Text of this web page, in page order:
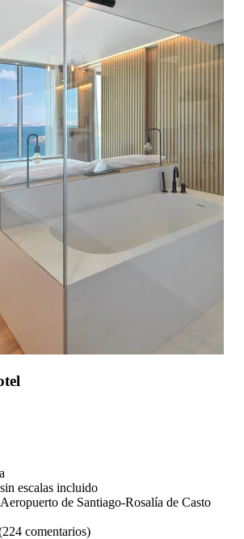
escalas incluido
de Santiago-Rosalía de Casto
comentarios)